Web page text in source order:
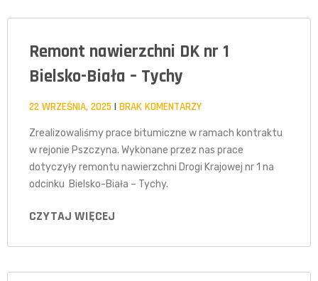
Remont nawierzchni DK nr 1
Bielsko-Biała – Tychy
22 WRZEŚNIA, 2025 BRAK KOMENTARZY
Zrealizowaliśmy prace bitumiczne w ramach kontraktu
w rejonie Pszczyna. Wykonane przez nas prace
dotyczyły remontu nawierzchni Drogi Krajowej nr 1 na
odcinku Bielsko-Biała – Tychy.
CZYTAJ WIĘCEJ